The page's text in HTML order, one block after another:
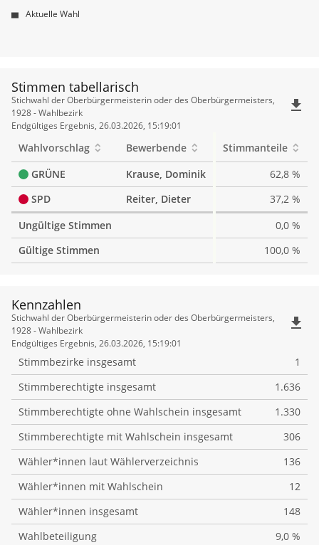
Aktuelle Wahl
Stimmen tabellarisch
Stimmen
tabellarisch
Stichwahl der Oberbürgermeisterin oder des Oberbürgermeisters,
1928 - Wahlbezirk
Endgültiges Ergebnis, 26.03.2026, 15:19:01
file_download
Wahlvorschlag Bewerbende
Stimmanteile
GRÜNE
Krause, Dominik
62,8 %
SPD
Reiter, Dieter
37,2 %
Ungültige Stimmen
0,0 %
Gültige Stimmen
100,0 %
Kennzahlen
Kennzahlen
Stichwahl der Oberbürgermeisterin oder des Oberbürgermeisters,
1928 - Wahlbezirk
Endgültiges Ergebnis, 26.03.2026, 15:19:01
file_download
Stimmbezirke insgesamt
1
Stimmberechtigte insgesamt
1.636
Stimmberechtigte ohne Wahlschein insgesamt
1.330
Stimmberechtigte mit Wahlschein insgesamt
306
Wähler*innen laut Wählerverzeichnis
136
Wähler*innen mit Wahlschein
12
Wähler*innen insgesamt
148
Wahlbeteiligung
9,0 %